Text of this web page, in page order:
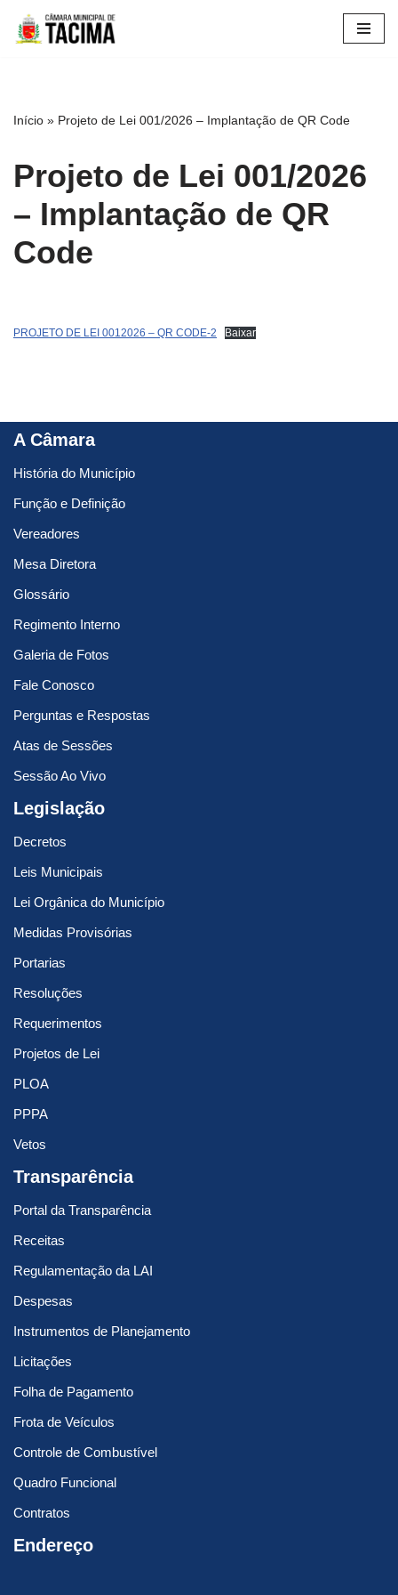
Pular
Início » Projeto de Lei 001/2026 – Implantação de QR Code
Projeto de Lei 001/2026
– Implantação de QR
Code
PROJETO DE LEI 0012026 – QR CODE-2 Baixar
A Câmara
História do Município
Função e Definição
Vereadores
Mesa Diretora
Glossário
Regimento Interno
Galeria de Fotos
Fale Conosco
Perguntas e Respostas
Atas de Sessões
Sessão Ao Vivo
Legislação
Decretos
Leis Municipais
Lei Orgânica do Município
Medidas Provisórias
Portarias
Resoluções
Requerimentos
Projetos de Lei
PLOA
PPPA
Vetos
Transparência
Portal da Transparência
Receitas
Regulamentação da LAI
Despesas
Instrumentos de Planejamento
Licitações
Folha de Pagamento
Frota de Veículos
Controle de Combustível
Quadro Funcional
Contratos
Endereço